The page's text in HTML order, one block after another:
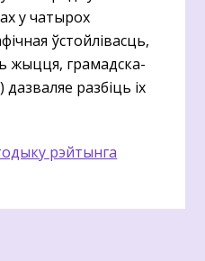
у чатырох
ўстойлівасць,
жыцця, грамадска-
разбіць іх
рэйтынга